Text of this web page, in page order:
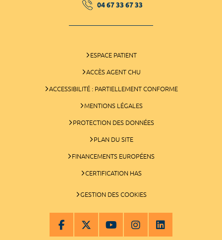
04 67 33 67 33
ESPACE PATIENT
ACCÈS AGENT CHU
ACCESSIBILITÉ : PARTIELLEMENT CONFORME
MENTIONS LÉGALES
PROTECTION DES DONNÉES
PLAN DU SITE
FINANCEMENTS EUROPÉENS
CERTIFICATION HAS
GESTION DES COOKIES